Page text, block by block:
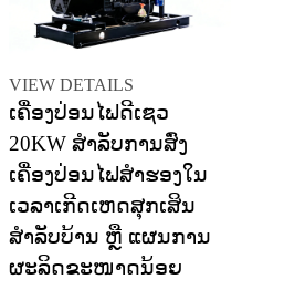
VIEW DETAILS
ເຄື່ອງປ່ອນໄຟດີເຊວ
20KW ສຳລັບການສົ່ງ
ເຄື່ອງປ່ອນໄຟສຳຮອງໃນ
ເວລາເກີດເຫດສຸກເສິນ
ສຳລັບບ້ານ ຫຼື ແຜນການ
ຜະລິດຂະໜາດນ້ອຍ